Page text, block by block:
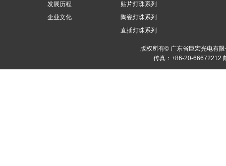
发展历程
企业文化
贴片灯珠系列
陶瓷灯珠系列
直插灯珠系列
版权所有© 广东省巨宏光电有
传真：+86-20-66672212